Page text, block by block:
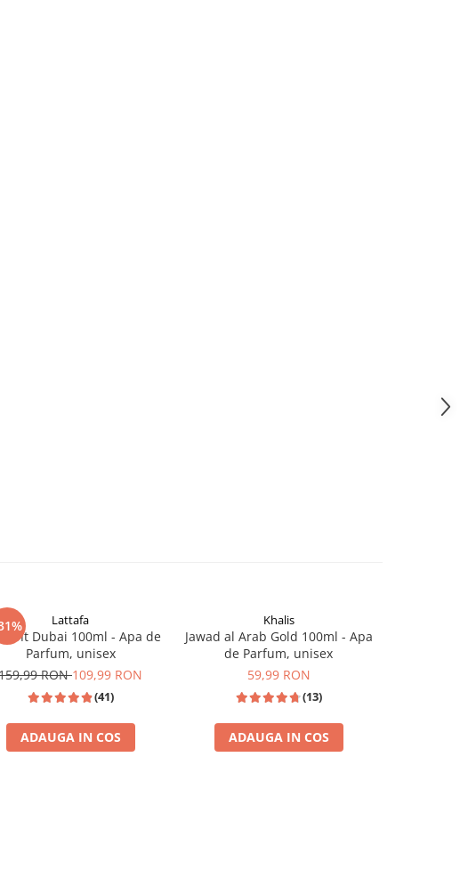
Lattafa
Dubai 100ml - Apa de
Parfum, unisex
RON109,99 RON
(41)
ADAUGA IN COS
Khalis
Jawad al Arab Gold 100ml - Apa
de Parfum, unisex
59,99 RON
(13)
ADAUGA IN COS